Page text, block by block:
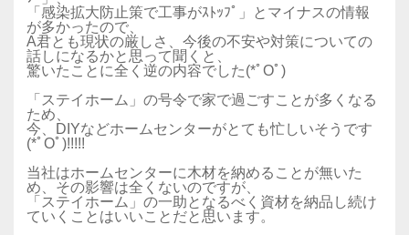
「感染拡大防止策で工事がｽﾄｯﾌﾟ」とマイナスの情報
が多かったので、
A君とも現状の厳しさ、今後の不安や対策についての
話しになるかと思って聞くと、
驚いたことに全く逆の内容でした(*ﾟOﾟ)
「ステイホーム」の号令で家で過ごすことが多くなる
ため、
今、DIYなどホームセンターがとても忙しいそうです
(*ﾟOﾟ)!!!!!
当社はホームセンターに木材を納めることが無いた
め、その影響は全くないのですが、
「ステイホーム」の一助となるべく資材を納品し続け
ていくことはいいことだと思います。